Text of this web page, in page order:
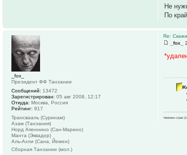
Не
По
Re:
_fox_
Чемпион стран
_fox_
Президент ФФ Танзании
Сообщений: 13472
Зарегистрирован: 05 авг 2008, 12:17
Откуда: Москва, Россия
Рейтинг: 917
Трансвааль (Суринам)
Азам (Танзания)
Норд Апеннино (Сан-Марино)
Манта (Эквадор)
Аль-Ахли (Сана, Йемен)
Сборная Танзании (мол.)